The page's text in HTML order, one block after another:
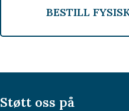
BESTILL
Støtt oss på